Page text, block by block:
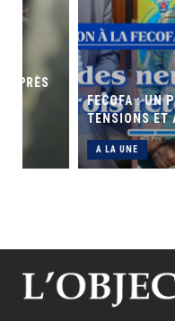
FECOFA : UN
TENSIONS ET